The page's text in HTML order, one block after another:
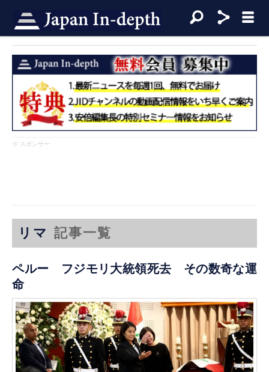
※ スポンサー
リマ 記事一覧
ペルー フジモリ大統領死去 その数奇な運
命